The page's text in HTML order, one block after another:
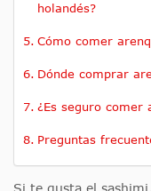
holandés?
Cómo comer
Dónde comprar
¿Es seguro comer
Preguntas